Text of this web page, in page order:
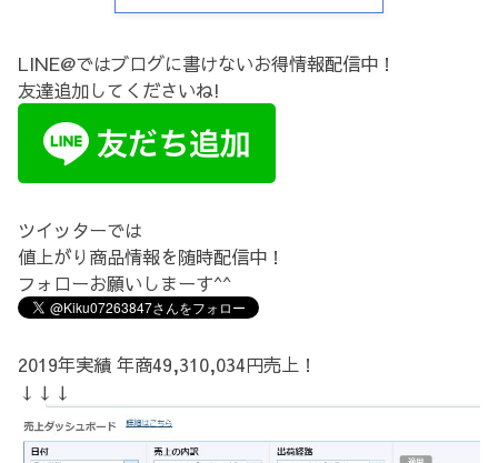
LINE@ではブログに書けないお得情報配信中！
友達追加してくださいね!
ツイッターでは
値上がり商品情報を随時配信中！
フォローお願いしまーす^^
2019年実績 年商49,310,034円売上！
↓↓↓